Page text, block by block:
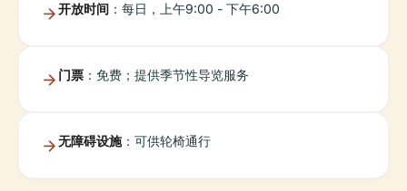
开放时间 ：每日，上午9:00 - 下午6:00
门票 ：免费；提供季节性导览服务
无障碍设施：可供轮椅通行